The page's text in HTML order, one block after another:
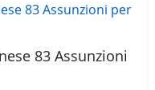
83 Assunzioni